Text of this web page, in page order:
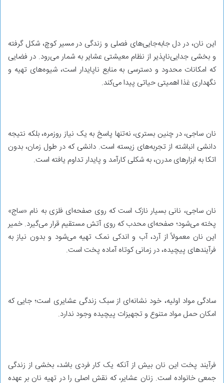
این نان، در دل جابه‌جایی‌های فصلی و زندگی در مسیر کوچ، شکل گرفته
و بخشی جدایی‌ناپذیر از نظام معیشتی عشایر به شمار می‌رود. در فضایی
که امکانات محدود و دسترسی به منابع ناپایدار است، شیوه‌های تهیه و
نگهداری غذا اهمیتی حیاتی پیدا می‌کند.
نان ساجی، در چنین بستری، نه‌تنها پاسخ به یک نیاز روزمره، بلکه نتیجه
دانشی انباشته از تجربه‌های زیسته است. دانشی که در طول زمان، بدون
اتکا به ابزارهای مدرن، به شکلی کارآمد و پایدار تداوم یافته است.
نان ساجی، نانی بسیار نازک است که روی صفحه‌ای فلزی به نام «ساج»
پخته می‌شود؛ صفحه‌ای محدب که روی آتش مستقیم قرار می‌گیرد. خمیر
این نان معمولاً از آرد، آب و اندکی نمک تهیه می‌شود و بدون نیاز به
فرآیندهای پیچیده، در زمانی کوتاه آماده پخت است.
سادگی مواد اولیه، خود نشانه‌ای از سبک زندگی عشایری است؛ جایی که
امکان حمل مواد متنوع و تجهیزات پیچیده وجود ندارد.
فرآیند پخت این نان بیش از آنکه یک کار فردی باشد، بخشی از زندگی
جمعی خانواده است. زنان عشایر، که نقش اصلی را در تهیه نان بر عهده